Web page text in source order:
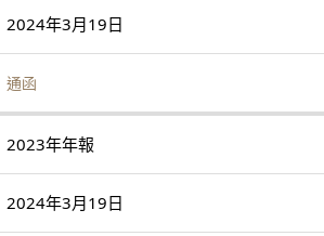
2024年3月19日
通函
2023年年報
2024年3月19日